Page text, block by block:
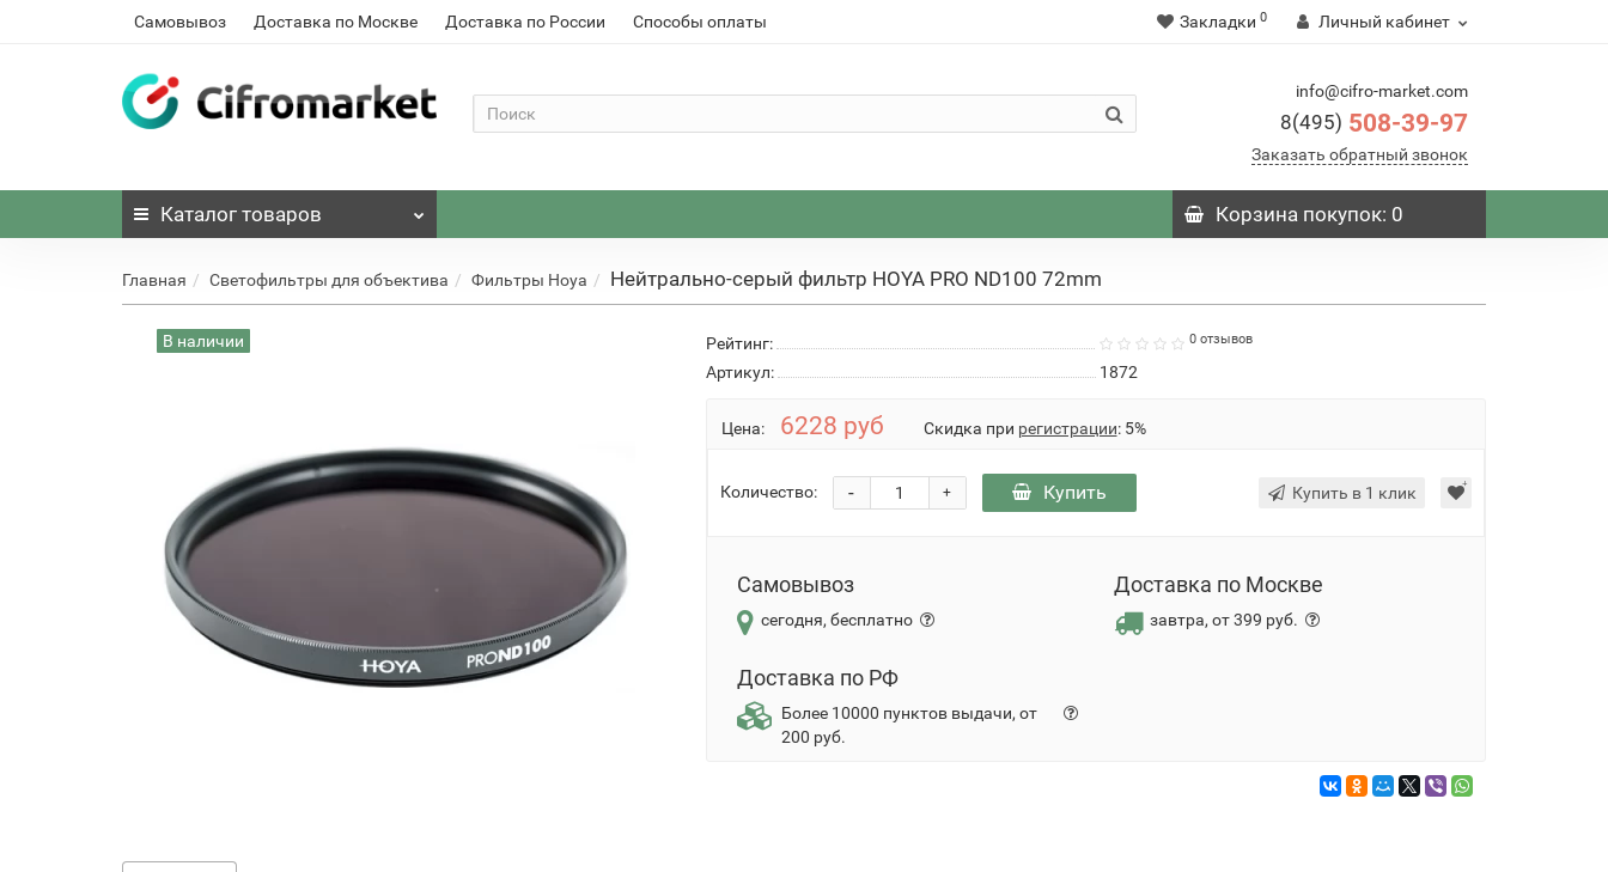
Самовывоз Доставка по Москве Доставка по России Способы оплаты Закладки 0 Личный кабинет
info@cifro-market.com
8(495) 508-39-97
Заказать обратный звонок
Каталог товаров Корзинапокупок: 0
Главная Светофильтры для объектива Фильтры Hoya Нейтрально-серый фильтр HOYA PRO ND100 72mm
В наличии Рейтинг: 0 отзывов
Артикул: 1872
Цена: 6228 руб Скидка при регистрации: 5%
Количество: +
- Купить Купить в 1 клик
Самовывоз
сегодня, бесплатно
Доставка по Москве
завтра, от 399 руб.
Доставка по РФ
Более 10000 пунктов выдачи, от
200 руб.